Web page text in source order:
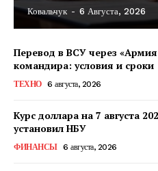
Ковальчук - 6 Августа, 2026
Перевод в ВСУ через
командира: условия и сроки
ТЕХНО 6 августа, 2026
Курс доллара на 7 августа
установил НБУ
ФИНАНСЫ 6 августа, 2026